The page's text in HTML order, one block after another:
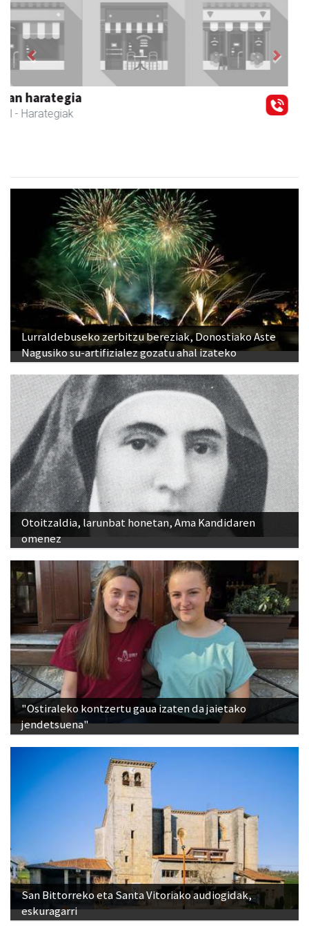
Zizurkilgo Udala
Zizurkil - Udaletxeak
Previous
Lurraldebuseko zerbitzu bereziak, Donostiako Aste
Nagusiko su-artifizialez gozatu ahal izateko
Otoitzaldia, larunbat honetan, Ama Kandidaren
omenez
"Ostiraleko kontzertu gaua izaten da jaietako
jendetsuena"
San Bittorreko eta Santa Vitoriako audiogidak,
eskuragarri